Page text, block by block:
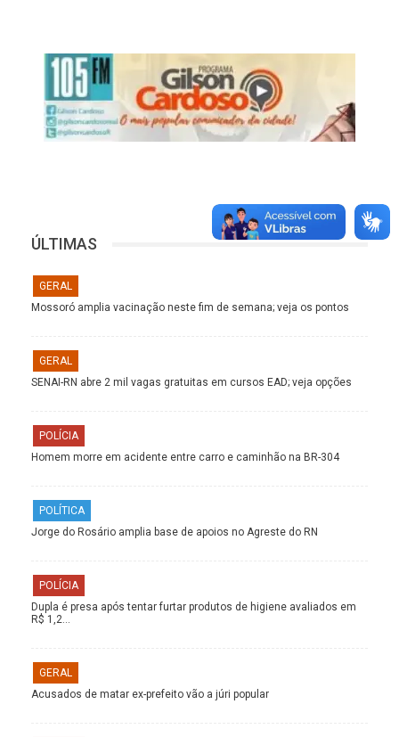
ÚLTIMAS
GERAL
Mossoró amplia vacinação neste fim de semana; veja os pontos
GERAL
SENAI-RN abre 2 mil vagas gratuitas em cursos EAD; veja opções
POLÍCIA
Homem morre em acidente entre carro e caminhão na BR-304
POLÍTICA
Jorge do Rosário amplia base de apoios no Agreste do RN
POLÍCIA
Dupla é presa após tentar furtar produtos de higiene avaliados em
R$ 1,2…
GERAL
Acusados de matar ex-prefeito vão a júri popular